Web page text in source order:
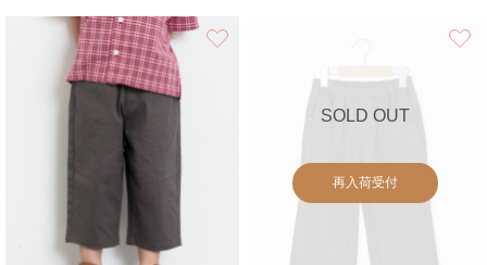
SOLD OUT
再入荷受付